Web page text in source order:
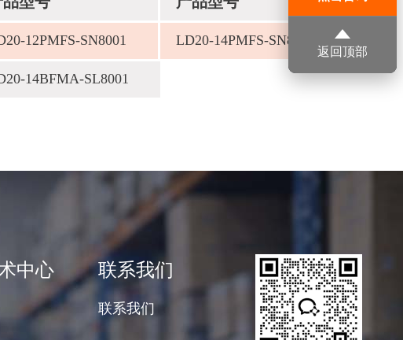
返回顶部
12PMFS-SN8001 LD20-14PMFS-SN8001
14BFMA-SL8001
中心 联系我们
联系我们